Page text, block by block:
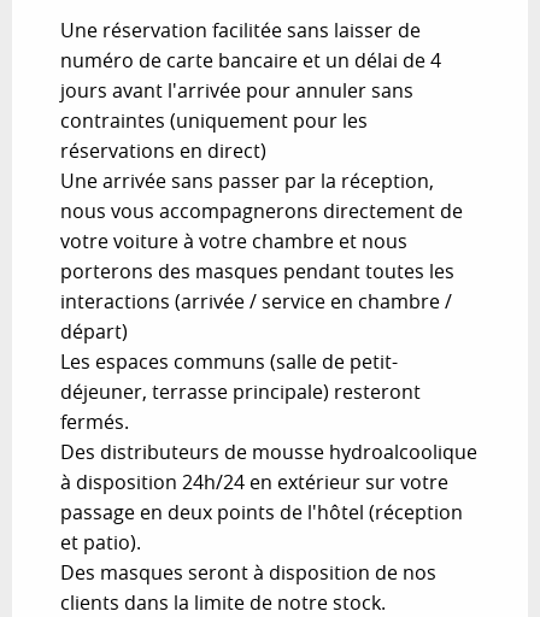
Une réservation facilitée sans laisser de
numéro de carte bancaire et un délai de 4
jours avant l'arrivée pour annuler sans
contraintes (uniquement pour les
réservations en direct)
Une arrivée sans passer par la réception,
nous vous accompagnerons directement de
votre voiture à votre chambre et nous
porterons des masques pendant toutes les
interactions (arrivée / service en chambre /
départ)
Les espaces communs (salle de petit-
déjeuner, terrasse principale) resteront
fermés.
Des distributeurs de mousse hydroalcoolique
à disposition 24h/24 en extérieur sur votre
passage en deux points de l'hôtel (réception
et patio).
Des masques seront à disposition de nos
clients dans la limite de notre stock.